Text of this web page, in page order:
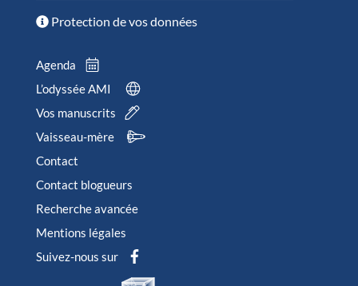
Protection de vos données
Agenda
L’odyssée AMI
Vos manuscrits
Vaisseau-mère
Contact
Contact blogueurs
Recherche avancée
Mentions légales
Suivez-nous sur